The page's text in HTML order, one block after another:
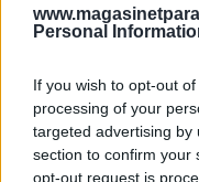
Personal
If you wish to opt-out
processing of your
targeted advertising by
section to confirm your
opt-out request is
kompisarnas
De vill visa att
Börja prenumerera